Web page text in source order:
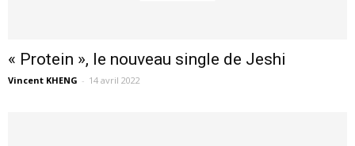
« Protein », le nouveau single de Jeshi
Vincent KHENG - 14 avril 2022